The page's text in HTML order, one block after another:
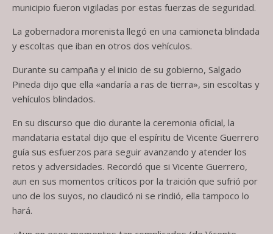
municipio fueron vigiladas por estas fuerzas de seguridad.
La gobernadora morenista llegó en una camioneta blindada
y escoltas que iban en otros dos vehículos.
Durante su campaña y el inicio de su gobierno, Salgado
Pineda dijo que ella «andaría a ras de tierra», sin escoltas y
vehículos blindados.
En su discurso que dio durante la ceremonia oficial, la
mandataria estatal dijo que el espíritu de Vicente Guerrero
guía sus esfuerzos para seguir avanzando y atender los
retos y adversidades. Recordó que si Vicente Guerrero,
aun en sus momentos críticos por la traición que sufrió por
uno de los suyos, no claudicó ni se rindió, ella tampoco lo
hará.